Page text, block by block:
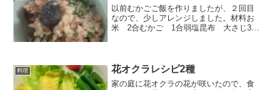
以前むかごご飯を作りましたが、２回目
なので、少しアレンジしました。材料お
米 2合むかご 1合弱塩昆布 大さじ3シ
るので、塩を入...
料理 花オクラレシピ2種
家の庭に花オクラの花が咲いたので、食